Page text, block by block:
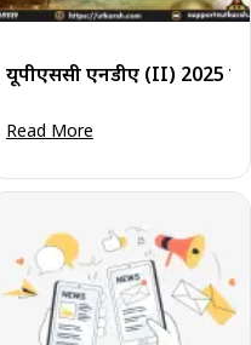
डाउनलोड करने के चरण
यूपीएससी
Read More